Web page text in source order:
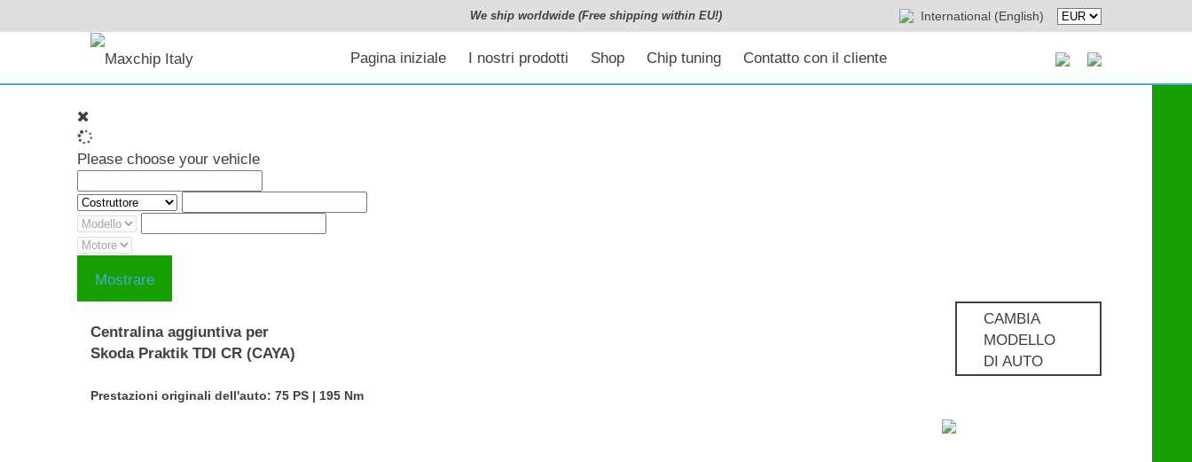
We ship worldwide (Free shipping within EU!) International (English)
Pagina iniziale I nostri prodotti Shop Chip tuning Contatto con il cliente
Please choose your vehicle
Mostrare
Centralina aggiuntiva per
Skoda Praktik TDI CR (CAYA)
Prestazioni originali dell'auto: 75 PS | 195 Nm
CAMBIA
MODELLO
DI AUTO